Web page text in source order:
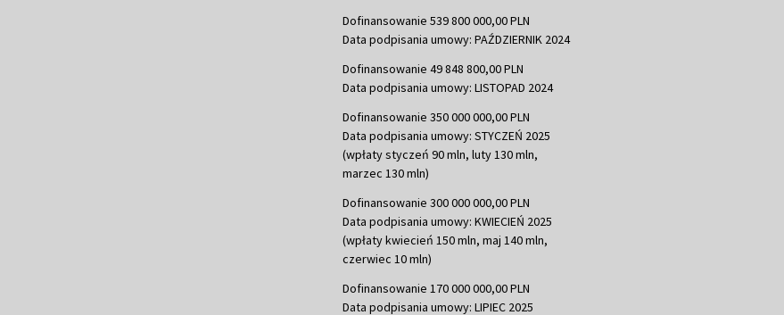
Dofinansowanie 539 800 000,00 PLN
Data podpisania umowy: PAŹDZIERNIK 2024
Dofinansowanie 49 848 800,00 PLN
Data podpisania umowy: LISTOPAD 2024
Dofinansowanie 350 000 000,00 PLN
Data podpisania umowy: STYCZEŃ 2025
(wpłaty styczeń 90 mln, luty 130 mln,
marzec 130 mln)
Dofinansowanie 300 000 000,00 PLN
Data podpisania umowy: KWIECIEŃ 2025
(wpłaty kwiecień 150 mln, maj 140 mln,
czerwiec 10 mln)
Dofinansowanie 170 000 000,00 PLN
Data podpisania umowy: LIPIEC 2025